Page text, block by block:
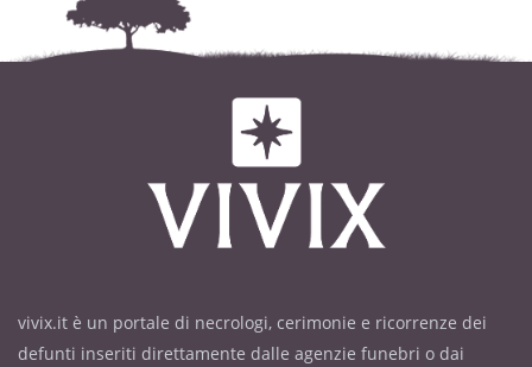
vivix.it è un portale di necrologi, cerimonie e ricorrenze dei
defunti inseriti direttamente dalle agenzie funebri o dai